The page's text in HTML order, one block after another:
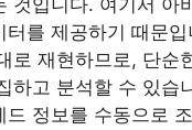
것입니다. 여기서 아
터를 제공하기 때문
로 재현하므로, 단순
하고 분석할 수 있습
드 정보를 수동으로